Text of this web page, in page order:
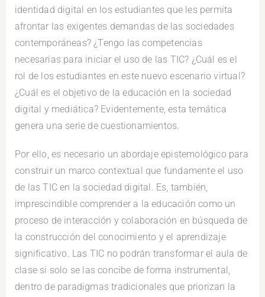
identidad digital en los estudiantes que les permita
afrontar las exigentes demandas de las sociedades
contemporáneas? ¿Tengo las competencias
necesarias para iniciar el uso de las TIC? ¿Cuál es el
rol de los estudiantes en este nuevo escenario virtual?
¿Cuál es el objetivo de la educación en la sociedad
digital y mediática? Evidentemente, esta temática
genera una serie de cuestionamientos.
Por ello, es necesario un abordaje epistemológico para
construir un marco contextual que fundamente el uso
de las TIC en la sociedad digital. Es, también,
imprescindible comprender a la educación como un
proceso de interacción y colaboración en búsqueda de
la construcción del conocimiento y el aprendizaje
significativo. Las TIC no podrán transformar el aula de
clase si solo se las concibe de forma instrumental,
dentro de paradigmas tradicionales que priorizan la